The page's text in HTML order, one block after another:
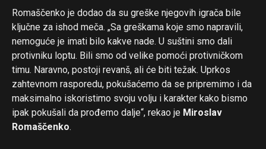
Romaščenko je dodao da su greške njegovih igrača bile
ključne za ishod meča. „Sa greškama koje smo napravili,
nemoguće je imati bilo kakve nade. U suštini smo dali
protivniku loptu. Bili smo od velike pomoći protivničkom
timu. Naravno, postoji revanš, ali će biti težak. Uprkos
zahtevnom rasporedu, pokušaćemo da se pripremimo i da
maksimalno iskoristimo svoju volju i karakter kako bismo
ipak pokušali da prođemo dalje“, rekao je Miroslav
Romaščenko.